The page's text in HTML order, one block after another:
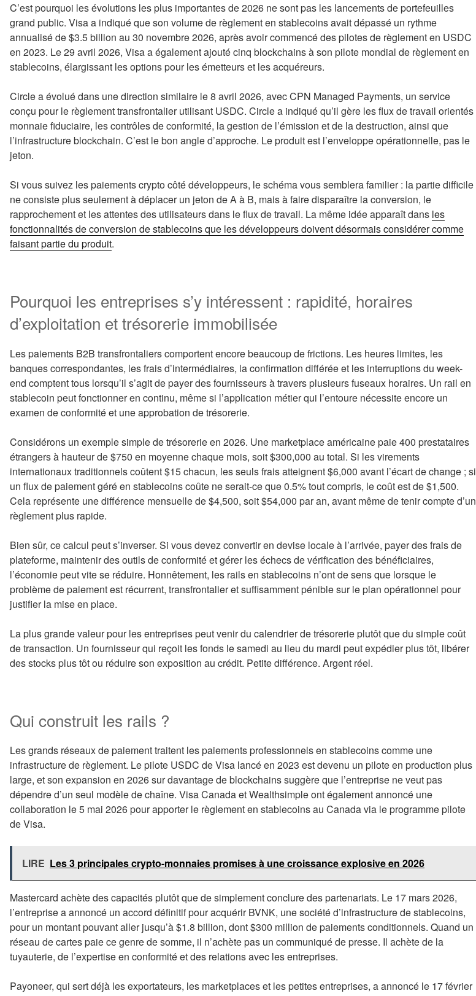
C’est pourquoi les évolutions les plus importantes de 2026 ne sont pas les lancements de portefeuilles
grand public. Visa a indiqué que son volume de règlement en stablecoins avait dépassé un rythme
annualisé de $3.5 billion au 30 novembre 2026, après avoir commencé des pilotes de règlement en USDC
en 2023. Le 29 avril 2026, Visa a également ajouté cinq blockchains à son pilote mondial de règlement en
stablecoins, élargissant les options pour les émetteurs et les acquéreurs.
Circle a évolué dans une direction similaire le 8 avril 2026, avec CPN Managed Payments, un service
conçu pour le règlement transfrontalier utilisant USDC. Circle a indiqué qu’il gère les flux de travail orientés
monnaie fiduciaire, les contrôles de conformité, la gestion de l’émission et de la destruction, ainsi que
l’infrastructure blockchain. C’est le bon angle d’approche. Le produit est l’enveloppe opérationnelle, pas le
jeton.
Si vous suivez les paiements crypto côté développeurs, le schéma vous semblera familier : la partie difficile
ne consiste plus seulement à déplacer un jeton de A à B, mais à faire disparaître la conversion, le
rapprochement et les attentes des utilisateurs dans le flux de travail. La même idée apparaît dans les
fonctionnalités de conversion de stablecoins que les développeurs doivent désormais considérer comme
faisant partie du produit.
Pourquoi les entreprises s’y intéressent : rapidité, horaires
d’exploitation et trésorerie immobilisée
Les paiements B2B transfrontaliers comportent encore beaucoup de frictions. Les heures limites, les
banques correspondantes, les frais d’intermédiaires, la confirmation différée et les interruptions du week-
end comptent tous lorsqu’il s’agit de payer des fournisseurs à travers plusieurs fuseaux horaires. Un rail en
stablecoin peut fonctionner en continu, même si l’application métier qui l’entoure nécessite encore un
examen de conformité et une approbation de trésorerie.
Considérons un exemple simple de trésorerie en 2026. Une marketplace américaine paie 400 prestataires
étrangers à hauteur de $750 en moyenne chaque mois, soit $300,000 au total. Si les virements
internationaux traditionnels coûtent $15 chacun, les seuls frais atteignent $6,000 avant l’écart de change ; si
un flux de paiement géré en stablecoins coûte ne serait-ce que 0.5% tout compris, le coût est de $1,500.
Cela représente une différence mensuelle de $4,500, soit $54,000 par an, avant même de tenir compte d’un
règlement plus rapide.
Bien sûr, ce calcul peut s’inverser. Si vous devez convertir en devise locale à l’arrivée, payer des frais de
plateforme, maintenir des outils de conformité et gérer les échecs de vérification des bénéficiaires,
l’économie peut vite se réduire. Honnêtement, les rails en stablecoins n’ont de sens que lorsque le
problème de paiement est récurrent, transfrontalier et suffisamment pénible sur le plan opérationnel pour
justifier la mise en place.
La plus grande valeur pour les entreprises peut venir du calendrier de trésorerie plutôt que du simple coût
de transaction. Un fournisseur qui reçoit les fonds le samedi au lieu du mardi peut expédier plus tôt, libérer
des stocks plus tôt ou réduire son exposition au crédit. Petite différence. Argent réel.
Qui construit les rails ?
Les grands réseaux de paiement traitent les paiements professionnels en stablecoins comme une
infrastructure de règlement. Le pilote USDC de Visa lancé en 2023 est devenu un pilote en production plus
large, et son expansion en 2026 sur davantage de blockchains suggère que l’entreprise ne veut pas
dépendre d’un seul modèle de chaîne. Visa Canada et Wealthsimple ont également annoncé une
collaboration le 5 mai 2026 pour apporter le règlement en stablecoins au Canada via le programme pilote
de Visa.
LIRE Les 3 principales crypto-monnaies promises à une croissance explosive en 2026
Mastercard achète des capacités plutôt que de simplement conclure des partenariats. Le 17 mars 2026,
l’entreprise a annoncé un accord définitif pour acquérir BVNK, une société d’infrastructure de stablecoins,
pour un montant pouvant aller jusqu’à $1.8 billion, dont $300 million de paiements conditionnels. Quand un
réseau de cartes paie ce genre de somme, il n’achète pas un communiqué de presse. Il achète de la
tuyauterie, de l’expertise en conformité et des relations avec les entreprises.
Payoneer, qui sert déjà les exportateurs, les marketplaces et les petites entreprises, a annoncé le 17 février